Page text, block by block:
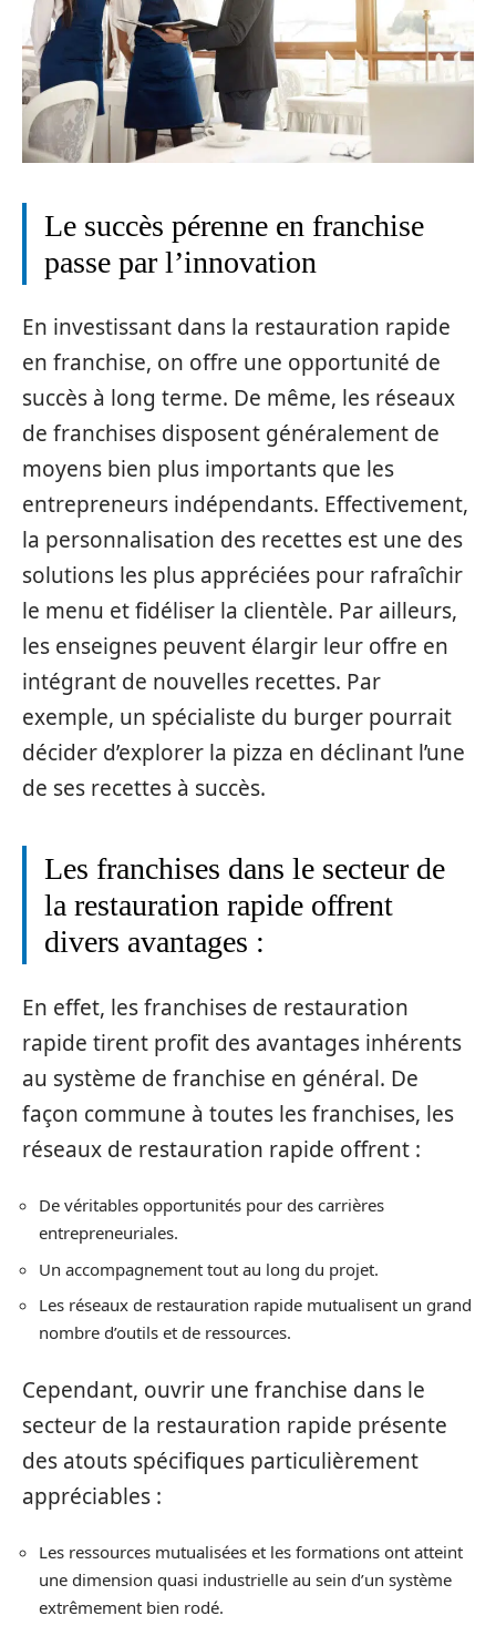
Le succès pérenne en franchise
passe par l’innovation
En investissant dans la restauration rapide
en franchise, on offre une opportunité de
succès à long terme. De même, les réseaux
de franchises disposent généralement de
moyens bien plus importants que les
entrepreneurs indépendants. Effectivement,
la personnalisation des recettes est une des
solutions les plus appréciées pour rafraîchir
le menu et fidéliser la clientèle. Par ailleurs,
les enseignes peuvent élargir leur offre en
intégrant de nouvelles recettes. Par
exemple, un spécialiste du burger pourrait
décider d’explorer la pizza en déclinant l’une
de ses recettes à succès.
Les franchises dans le secteur de
la restauration rapide offrent
divers avantages :
En effet, les franchises de restauration
rapide tirent profit des avantages inhérents
au système de franchise en général. De
façon commune à toutes les franchises, les
réseaux de restauration rapide offrent :
De véritables opportunités pour des carrières
entrepreneuriales.
Un accompagnement tout au long du projet.
Les réseaux de restauration rapide mutualisent un grand
nombre d’outils et de ressources.
Cependant, ouvrir une franchise dans le
secteur de la restauration rapide présente
des atouts spécifiques particulièrement
appréciables :
Les ressources mutualisées et les formations ont atteint
une dimension quasi industrielle au sein d’un système
extrêmement bien rodé.